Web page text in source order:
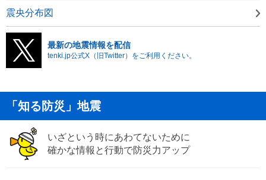
震央分布図
最新の地震情報を配信
tenki.jp公式X（旧Twitter）をご利用ください。
「知る防災」地震
いざという時にあわてないために
確かな情報と行動で防災力アップ